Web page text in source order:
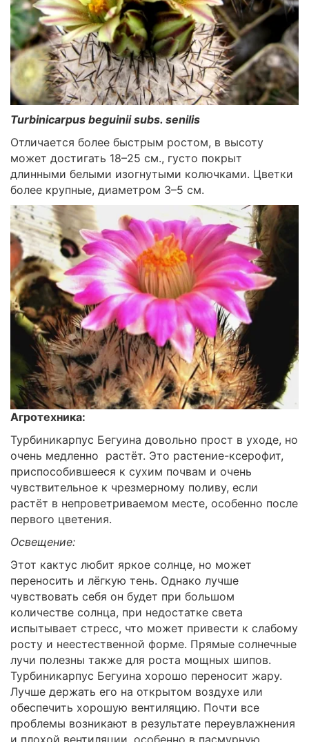
Turbinicarpus beguiniisubs. senilis
Отличается более быстрым ростом, в высоту
может достигать 18–25 см., густо покрыт
длинными белыми изогнутыми колючками. Цветки
более крупные, диаметром 3–5 см.
Агротехника:
Турбиникарпус Бегуина довольно прост в уходе, но
очень медленно растёт. Это растение-ксерофит,
приспособившееся к сухим почвам и очень
чувствительное к чрезмерному поливу, если
растёт в непроветриваемом месте, особенно после
первого цветения.
Освещение:
Этот кактус любит яркое солнце, но может
переносить и лёгкую тень. Однако лучше
чувствовать себя он будет при большом
количестве солнца, при недостатке света
испытывает стресс, что может привести к слабому
росту и неестественной форме. Прямые солнечные
лучи полезны также для роста мощных шипов.
Турбиникарпус Бегуина хорошо переносит жару.
Лучше держать его на открытом воздухе или
обеспечить хорошую вентиляцию. Почти все
проблемы возникают в результате переувлажнения